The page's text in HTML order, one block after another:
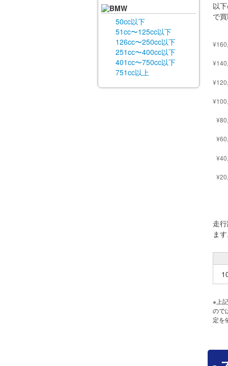
以
で
走
ま
※上
ので
定を
BMW
50cc以下
51cc〜125cc以下
126cc〜250cc以下
251cc〜400cc以下
401cc〜750cc以下
751cc以上